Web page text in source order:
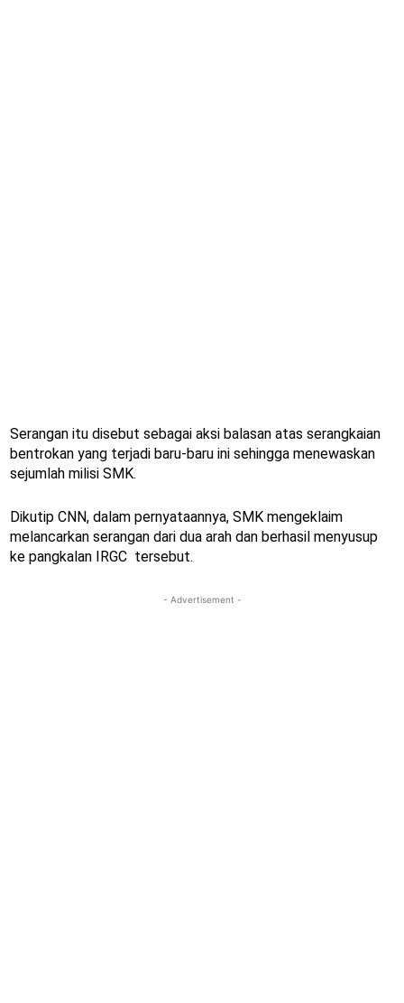
Serangan itu disebut sebagai aksi balasan atas serangkaian
bentrokan yang terjadi baru-baru ini sehingga menewaskan
sejumlah milisi SMK.
Dikutip CNN, dalam pernyataannya, SMK mengeklaim
melancarkan serangan dari dua arah dan berhasil menyusup
ke pangkalan IRGC tersebut.
- Advertisement -